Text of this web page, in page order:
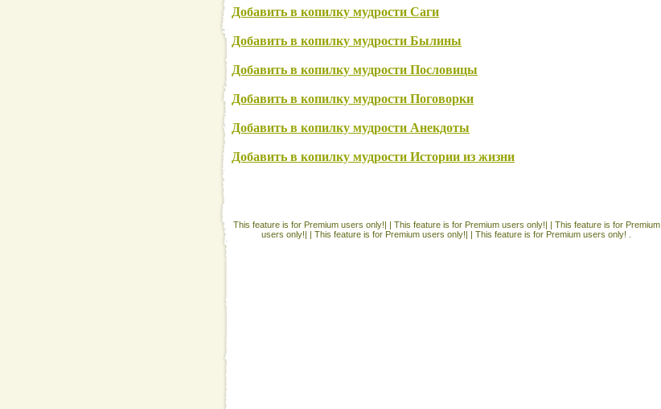
Добавить в копилку мудрости Саги
Добавить в копилку мудрости Былины
Добавить в копилку мудрости Пословицы
Добавить в копилку мудрости Поговорки
Добавить в копилку мудрости Анекдоты
Добавить в копилку мудрости Истории из жизни
This feature is for Premium users only!| | This feature is for Premium users only!| | This feature is for Premium
users only!| | This feature is for Premium users only!| | This feature is for Premium users only! .